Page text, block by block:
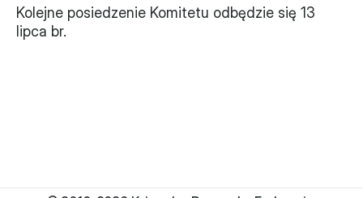
Kolejne posiedzenie Komitetu odbędzie się 13
lipca br.